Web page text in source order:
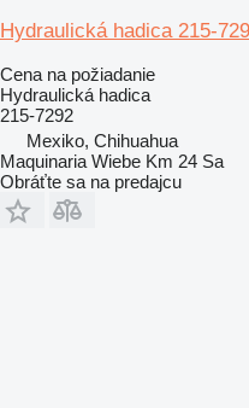
Hydraulická hadica 215-
Cena na požiadanie
Hydraulická hadica
215-7292
Mexiko, Chihuahua
Maquinaria Wiebe Km 24 Sa
Obráťte sa na predajcu